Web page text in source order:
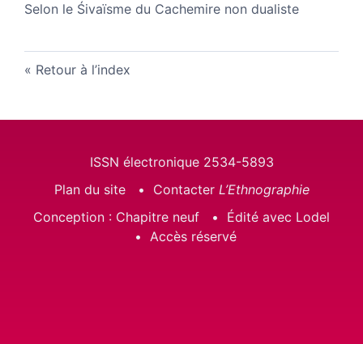
Selon le Śivaïsme du Cachemire non dualiste
Retour à l’index
ISSN électronique 2534-5893
Plan du site
Contacter L’Ethnographie
Conception : Chapitre neuf
Édité avec Lodel
Accès réservé